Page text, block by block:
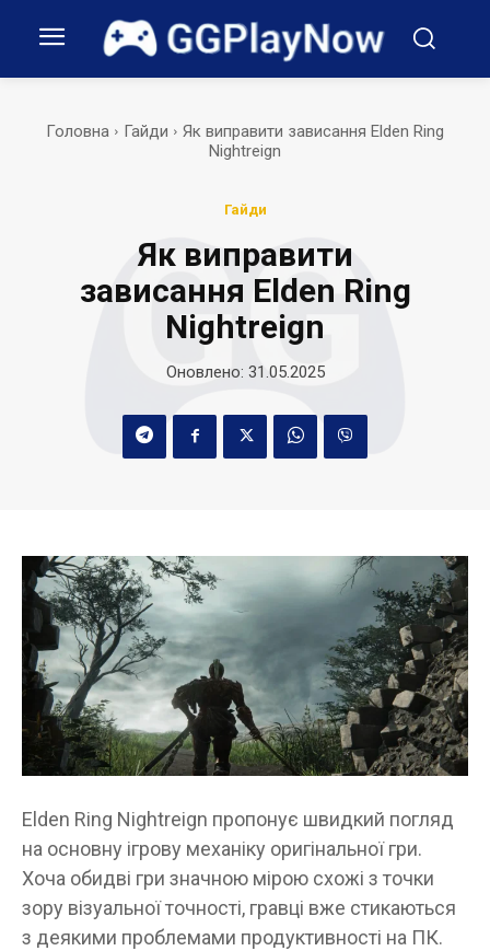
Головна Гайди
Як виправити зависання Elden Ring
Nightreign
Гайди
Як виправити
зависання Elden Ring
Nightreign
Оновлено: 31.05.2025
Elden Ring Nightreign пропонує швидкий погляд
на основну ігрову механіку оригінальної гри.
Хоча обидві гри значною мірою схожі з точки
зору візуальної точності, гравці вже стикаються
з деякими проблемами продуктивності на ПК.